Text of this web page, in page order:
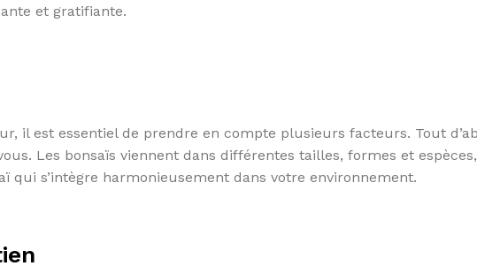
et gratifiante.
il est essentiel de prendre en compte plusieurs facteurs. Tout
Les bonsaïs viennent dans différentes tailles, formes et
qui s’intègre harmonieusement dans votre environnement.